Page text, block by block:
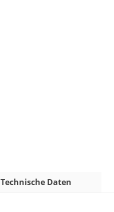
Technische Daten